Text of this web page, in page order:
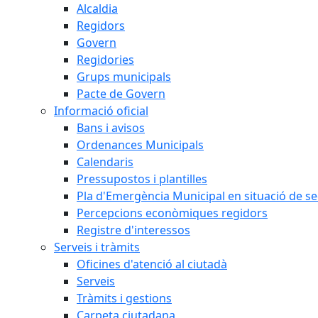
Alcaldia
Regidors
Govern
Regidories
Grups municipals
Pacte de Govern
Informació oficial
Bans i avisos
Ordenances Municipals
Calendaris
Pressupostos i plantilles
Pla d'Emergència Municipal en situació de
Percepcions econòmiques regidors
Registre d'interessos
Serveis i tràmits
Oficines d'atenció al ciutadà
Serveis
Tràmits i gestions